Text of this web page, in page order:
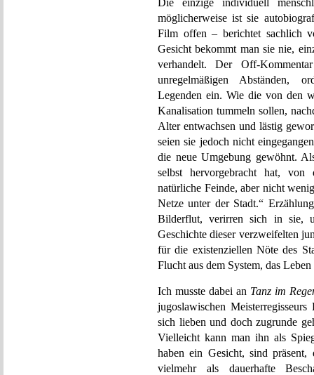
Die einzige individuell
möglicherweise ist sie
Film offen – berichtet sachlich
Gesicht bekommt man sie nie,
verhandelt. Der Off-
unregelmäßigen Abständen,
Legenden ein. Wie die von den
Kanalisation tummeln sollen,
Alter entwachsen und lästig
seien sie jedoch nicht
die neue Umgebung gewöhnt.
selbst hervorgebracht hat,
natürliche Feinde, aber nicht
Netze unter der Stadt.“
Bilderflut, verirren sich in sie,
Geschichte dieser verzweifelten
für die existenziellen Nöte des
Flucht aus dem System, das
Ich musste dabei an Tanz im
jugoslawischen
sich lieben und doch zugrunde
Vielleicht kann man ihn als
haben ein Gesicht, sind
vielmehr als dauerhafte